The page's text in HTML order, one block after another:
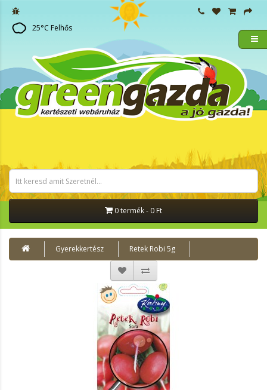
25°C Felhős
0 termék - 0 Ft
Gyerekkertész Retek Robi 5g